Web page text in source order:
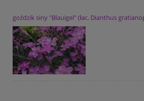
goździk siny "Blauigel" (łac. Dianthus